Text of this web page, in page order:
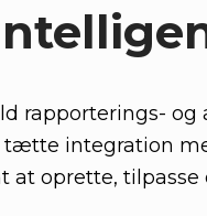
rapporterings-
tætte integration
at oprette, tilpasse